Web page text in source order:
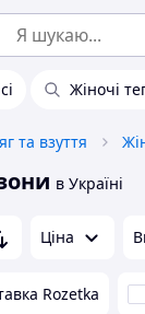
Жіночі
та взуття
в Україні
Ціна
Rozetka